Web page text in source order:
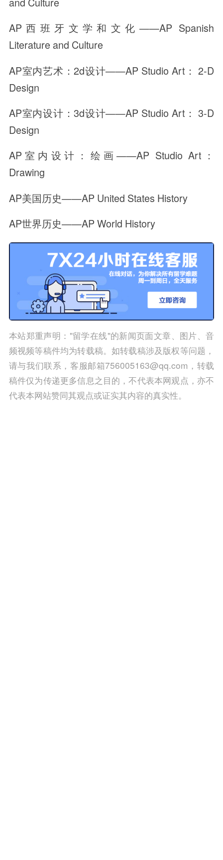
AP西班牙文学和文化——AP Spanish
Literature and Culture
AP室内艺术：2d设计——AP Studio Art： 2-D
Design
AP室内设计：3d设计——AP Studio Art： 3-D
Design
AP室内设计：绘画——AP Studio Art：
Drawing
AP美国历史——AP United States History
AP世界历史——AP World History
本站郑重声明："留学在线"的新闻页面文章、图片、音
频视频等稿件均为转载稿。如转载稿涉及版权等问题，
请与我们联系，客服邮箱756005163@qq.com，转载
稿件仅为传递更多信息之目的，不代表本网观点，亦不
代表本网站赞同其观点或证实其内容的真实性。